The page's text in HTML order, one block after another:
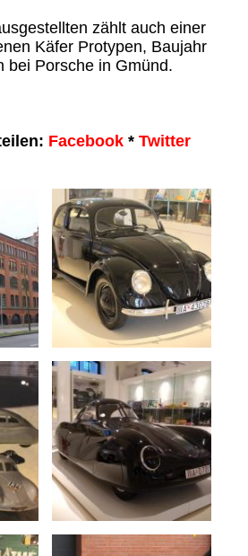
zählt auch einer
Käfer Protypen, Baujahr
bei Porsche in Gmünd.
Facebook *Twitter